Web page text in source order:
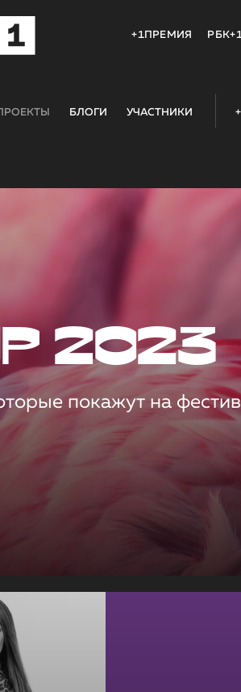
+1ПРЕМИЯ
БЛОГИ УЧАСТНИКИ
2023
покажут на